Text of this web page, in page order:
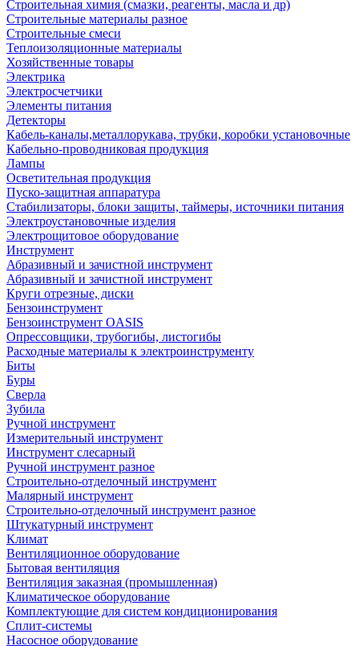
Строительная химия (смазки, реагенты, масла и др)
Строительные материалы разное
Строительные смеси
Теплоизоляционные материалы
Хозяйственные товары
Электрика
Электросчетчики
Элементы питания
Детекторы
Кабель-каналы,металлорукава, трубки, коробки установочные
Кабельно-проводниковая продукция
Лампы
Осветительная продукция
Пуско-защитная аппаратура
Стабилизаторы, блоки защиты, таймеры, источники питания
Электроустановочные изделия
Электрощитовое оборудование
Инструмент
Абразивный и зачистной инструмент
Абразивный и зачистной инструмент
Круги отрезные, диски
Бензоинструмент
Бензоинструмент OASIS
Опрессовщики, трубогибы, листогибы
Расходные материалы к электроинструменту
Биты
Буры
Сверла
Зубила
Ручной инструмент
Измерительный инструмент
Инструмент слесарный
Ручной инструмент разное
Строительно-отделочный инструмент
Малярный инструмент
Строительно-отделочный инструмент разное
Штукатурный инструмент
Климат
Вентиляционное оборудование
Бытовая вентиляция
Вентиляция заказная (промышленная)
Климатическое оборудование
Комплектующие для систем кондиционирования
Сплит-системы
Насосное оборудование